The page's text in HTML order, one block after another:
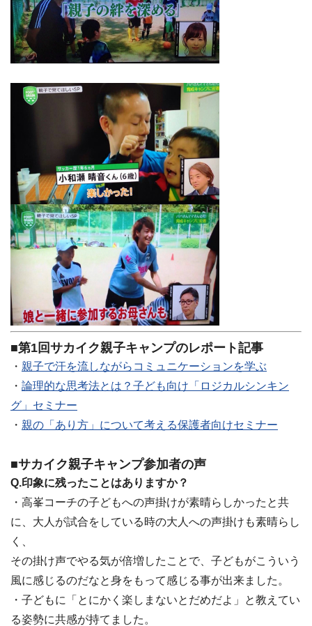
■第1回サカイク親子キャンプのレポート記事
・ 親子で汗を流しながらコミュニケーションを学ぶ
・ 論理的な思考法とは？子ども向け「ロジカルシンキン
グ」セミナー
・ 親の「あり方」について考える保護者向けセミナー
■サカイク親子キャンプ参加者の声
Q.印象に残ったことはありますか？
・高峯コーチの子どもへの声掛けが素晴らしかったと共
に、大人が試合をしている時の大人への声掛けも素晴らし
く、
その掛け声でやる気が倍増したことで、子どもがこういう
風に感じるのだなと身をもって感じる事が出来ました。
・子どもに「とにかく楽しまないとだめだよ」と教えてい
る姿勢に共感が持てました。